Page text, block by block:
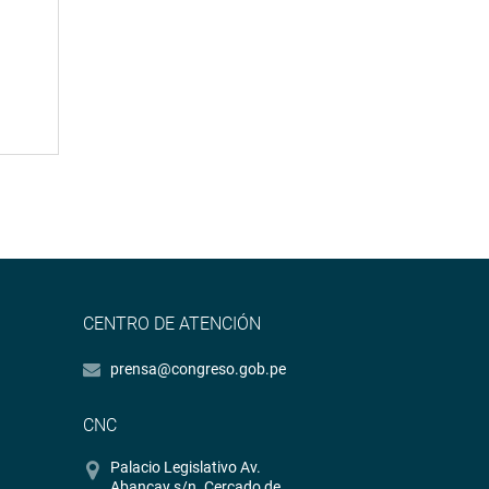
CENTRO DE ATENCIÓN
prensa@congreso.gob.pe
CNC
Palacio Legislativo Av.